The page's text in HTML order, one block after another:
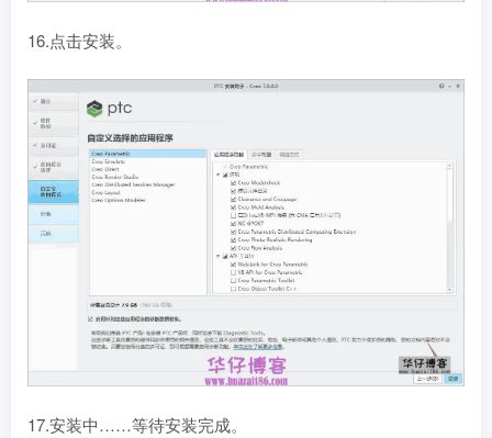
16.点击安装。
17.安装中……等待安装完成。